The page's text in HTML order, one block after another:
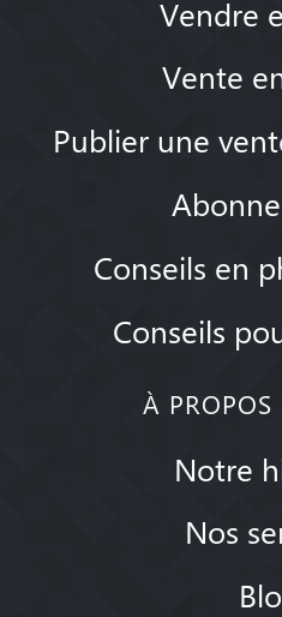
Vendre
Vente
Publier une
Conseils en
Conseils
À PROPOS
Notre
Nos